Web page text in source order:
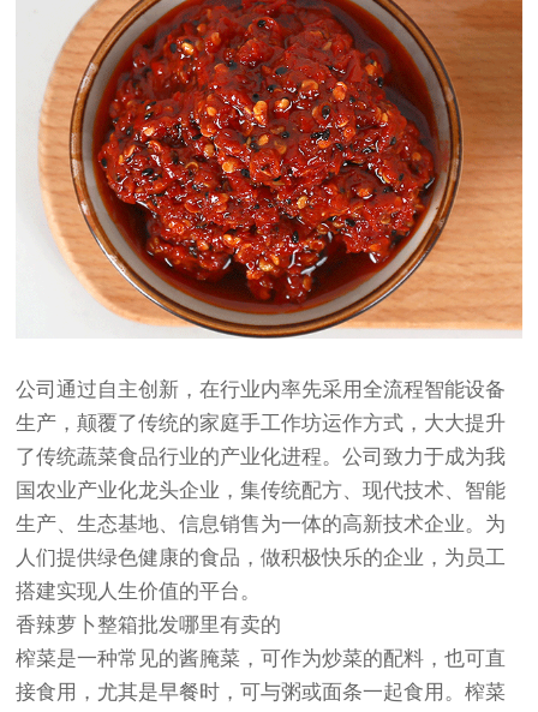
公司通过自主创新，在行业内率先采用全流程智能设备
生产，颠覆了传统的家庭手工作坊运作方式，大大提升
了传统蔬菜食品行业的产业化进程。公司致力于成为我
国农业产业化龙头企业，集传统配方、现代技术、智能
生产、生态基地、信息销售为一体的高新技术企业。为
人们提供绿色健康的食品，做积极快乐的企业，为员工
搭建实现人生价值的平台。
香辣萝卜整箱批发哪里有卖的
榨菜是一种常见的酱腌菜，可作为炒菜的配料，也可直
接食用，尤其是早餐时，可与粥或面条一起食用。榨菜